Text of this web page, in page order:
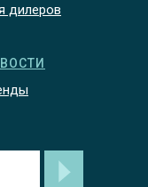
дилеров